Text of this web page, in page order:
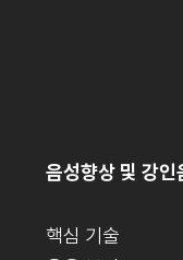
음성향상 및 강인
핵심 기술